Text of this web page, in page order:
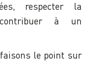
respecter la
à un
le point sur